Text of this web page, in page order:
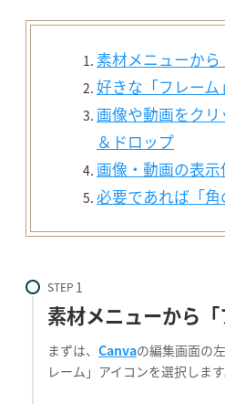
素材メニューか
好きな「フレー
画像や動画をク
＆ドロップ
画像・動画の表
必要であれば「
STEP
素材メニューから
まずは、 Canvaの編集画面の
レーム」アイコンを選択します